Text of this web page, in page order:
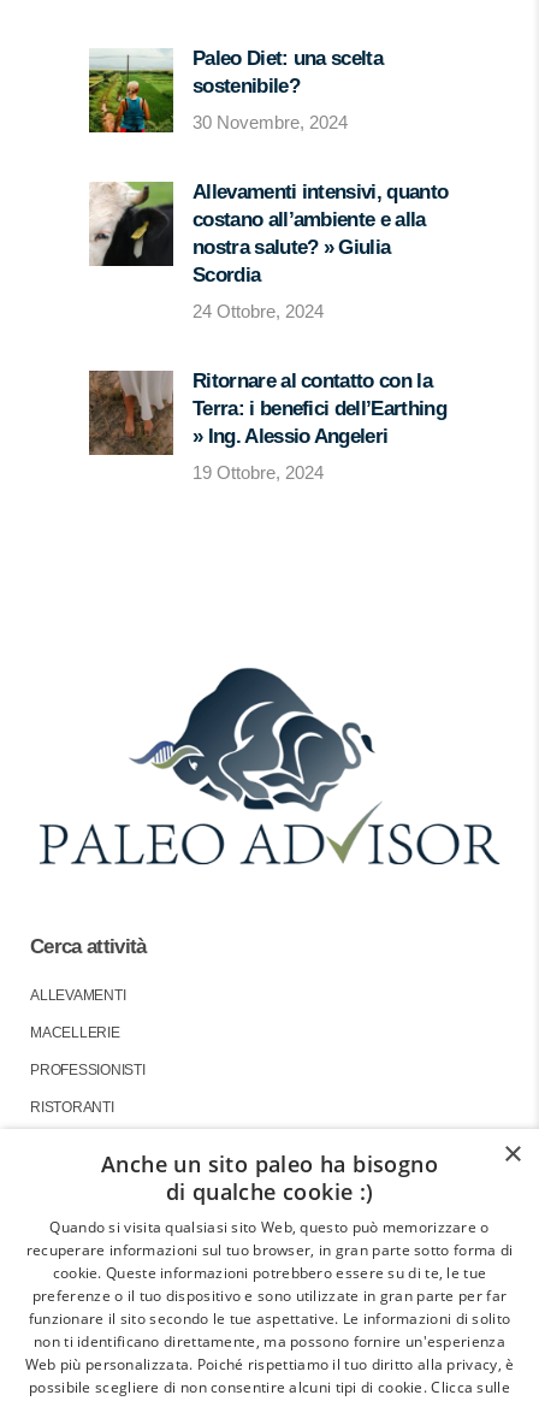
Paleo Diet: una scelta
sostenibile?
30 Novembre, 2024
Allevamenti intensivi, quanto
costano all’ambiente e alla
nostra salute? » Giulia
Scordia
24 Ottobre, 2024
Ritornare al contatto con la
Terra: i benefici dell’Earthing
» Ing. Alessio Angeleri
19 Ottobre, 2024
Cerca attività
ALLEVAMENTI
MACELLERIE
PROFESSIONISTI
RISTORANTI
GLI ARTICOLI
LE INTERVISTE
CHI SIAMO
CONTATTI
×
Anche un sito paleo ha bisogno
di qualche cookie :)
Quando si visita qualsiasi sito Web, questo può memorizzare o
recuperare informazioni sul tuo browser, in gran parte sotto forma di
cookie. Queste informazioni potrebbero essere su di te, le tue
preferenze o il tuo dispositivo e sono utilizzate in gran parte per far
funzionare il sito secondo le tue aspettative. Le informazioni di solito
non ti identificano direttamente, ma possono fornire un'esperienza
Web più personalizzata. Poiché rispettiamo il tuo diritto alla privacy, è
possibile scegliere di non consentire alcuni tipi di cookie. Clicca sulle